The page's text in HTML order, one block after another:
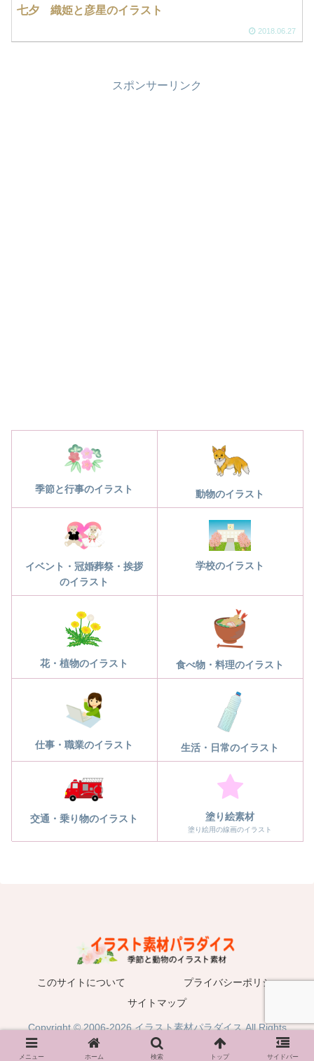
七夕 織姫と彦星のイラスト
2018.06.27
スポンサーリンク
季節と行事のイラスト 動物のイラスト
イベント・冠婚葬祭・挨拶
のイラスト
学校のイラスト
花・植物のイラスト 食べ物・料理のイラスト
仕事・職業のイラスト 生活・日常のイラスト
交通・乗り物のイラスト 塗り絵素材
塗り絵用の線画のイラスト
このサイトについて
プライバシーポリシー
サイトマップ
Copyright © 2006-2026 イラスト素材パラダイス All Rights
Reserved.
メニュー ホーム 検索 トップ サイドバー